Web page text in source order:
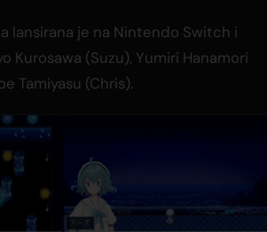
lansirana je na Nintendo Switch i
Kurosawa (Suzu), Yumiri Hanamori
Tamiyasu (Chris).